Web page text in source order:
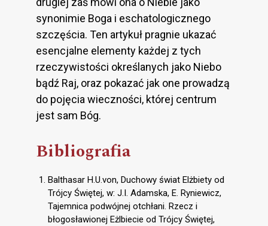
synonimie Boga i eschatologicznego
szczęścia. Ten artykuł pragnie ukazać
esencjalne elementy każdej z tych
rzeczywistości określanych jako Niebo
bądź Raj, oraz pokazać jak one prowadzą
do pojęcia wieczności, której centrum
jest sam Bóg.
Bibliografia
Balthasar H.U.von, Duchowy świat Elżbiety od
Trójcy Świętej, w: J.I. Adamska, E. Ryniewicz,
Tajemnica podwójnej otchłani. Rzecz i
błogosławionej Eżlbiecie od Trójcy Świętej,